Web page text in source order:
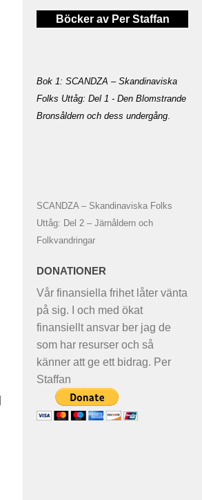
Böcker av Per Staffan
Bok 1: SCANDZA – Skandinaviska
Folks Uttåg: Del 1 - Den Blomstrande
Bronsåldern och dess undergång.
SCANDZA – Skandinaviska Folks
Uttåg: Del 2 – Järnåldern och
Folkvandringar
DONATIONER
Vår finansiella frihet låter vänta
på sig. I och med ökat
finansiellt ansvar ber jag de
som har resurser och så
känner att ge ett bidrag. Per
Staffan